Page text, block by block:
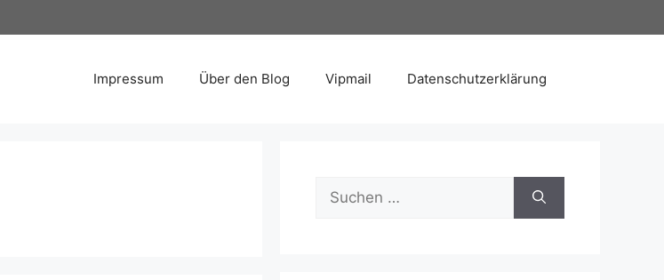
Impressum Über den Blog Vipmail Datenschutzerklärung
Suche
nach: